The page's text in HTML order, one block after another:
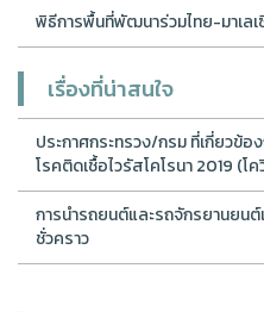
พิธีการพื้นที่พัฒนาร่วมไทย-มาเลเ
เรื่องที่น่าสนใจ
ประกาศกระทรวง/กรม ที่เกี่ยวข้
โรคติดเชื้อไวรัสโคโรนา 2019 (โ
การนำรถยนต์และรถจักรยานยนต์
ชั่วคราว